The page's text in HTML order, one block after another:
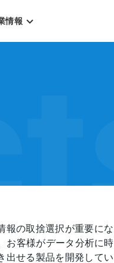
情報
報の取捨選択が重要にな
お客様がデータ分析に
せる製品を開発してい